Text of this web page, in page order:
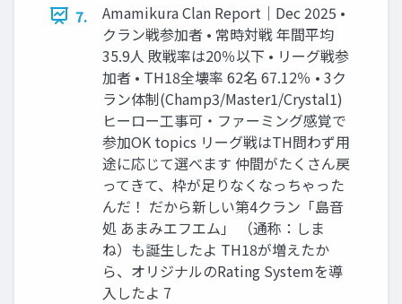
7.
Amamikura Clan Report｜Dec 2025 •
クラン戦参加者 • 常時対戦 年間平均
35.9人 敗戦率は20％以下 • リーグ戦参
加者 • TH18全壊率 62名 67.12％ • 3ク
ラン体制(Champ3/Master1/Crystal1)
ヒーロー工事可・ファーミング感覚で
参加OK topics リーグ戦はTH問わず用
途に応じて選べます 仲間がたくさん戻
ってきて、枠が足りなくなっちゃった
んだ！ だから新しい第4クラン「島音
処 あまみエフエム」 （通称：しま
ね）も誕生したよ TH18が増えたか
ら、オリジナルのRating Systemを導
入したよ 7